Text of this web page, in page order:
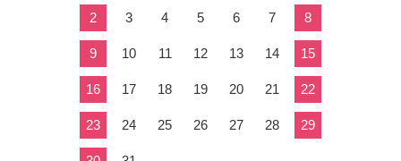
2 3 4 5 6 7 8
9 10 11 12 13 14 15
16 17 18 19 20 21 22
23 24 25 26 27 28 29